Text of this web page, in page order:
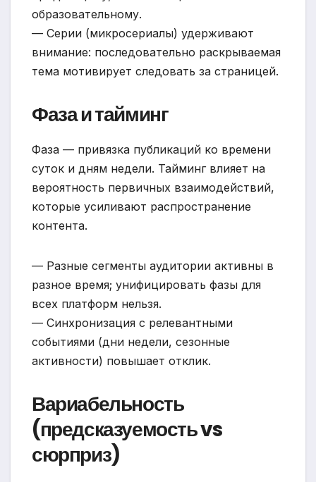
образовательному.
— Серии (микросериалы) удерживают
внимание: последовательно раскрываемая
тема мотивирует следовать за страницей.
Фаза и тайминг
Фаза — привязка публикаций ко времени
суток и дням недели. Тайминг влияет на
вероятность первичных взаимодействий,
которые усиливают распространение
контента.
— Разные сегменты аудитории активны в
разное время; унифицировать фазы для
всех платформ нельзя.
— Синхронизация с релевантными
событиями (дни недели, сезонные
активности) повышает отклик.
Вариабельность
(предсказуемость vs
сюрприз)